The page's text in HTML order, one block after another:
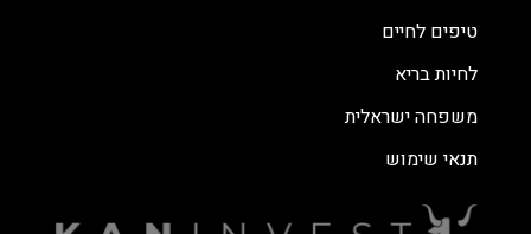
טיפים לחיים
לחיות בריא
משפחה ישראלית
תנאי שימוש